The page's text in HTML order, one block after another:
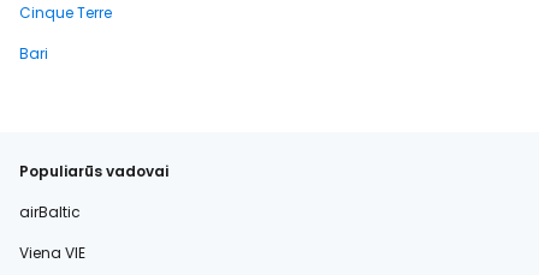
Cinque Terre
Bari
Populiarūs vadovai
airBaltic
Viena VIE